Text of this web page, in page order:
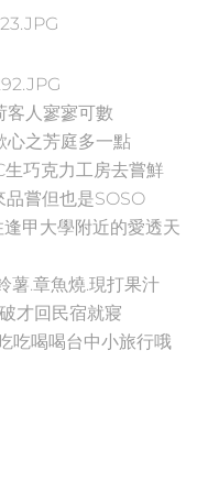
客人寥寥可數
心之芳庭多一點
巧克力工房去嘗鮮
嘗但也是SOSO
甲大學附近的愛透天
薯.章魚燒.現打果汁
才回民宿就寢
吃喝喝台中小旅行哦